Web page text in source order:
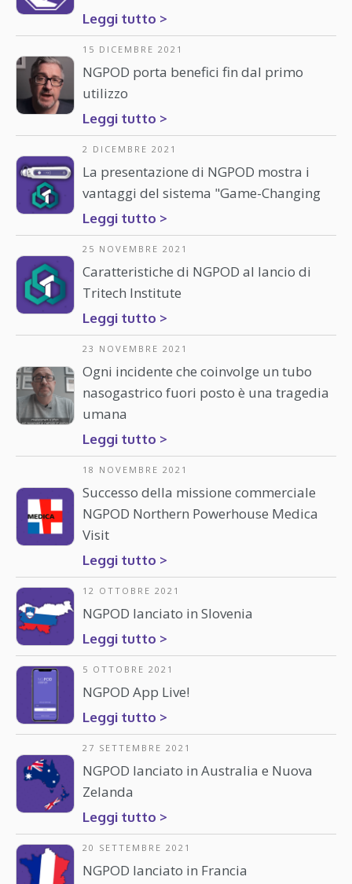
Leggi tutto >
15 DICEMBRE 2021
NGPOD porta benefici fin dal primo
utilizzo
Leggi tutto >
2 DICEMBRE 2021
La presentazione di NGPOD mostra i
vantaggi del sistema "Game-Changing
Leggi tutto >
25 NOVEMBRE 2021
Caratteristiche di NGPOD al lancio di
Tritech Institute
Leggi tutto >
23 NOVEMBRE 2021
Ogni incidente che coinvolge un tubo
nasogastrico fuori posto è una tragedia
umana
Leggi tutto >
18 NOVEMBRE 2021
Successo della missione commerciale
NGPOD Northern Powerhouse Medica
Visit
Leggi tutto >
12 OTTOBRE 2021
NGPOD lanciato in Slovenia
Leggi tutto >
5 OTTOBRE 2021
NGPOD App Live!
Leggi tutto >
27 SETTEMBRE 2021
NGPOD lanciato in Australia e Nuova
Zelanda
Leggi tutto >
20 SETTEMBRE 2021
NGPOD lanciato in Francia